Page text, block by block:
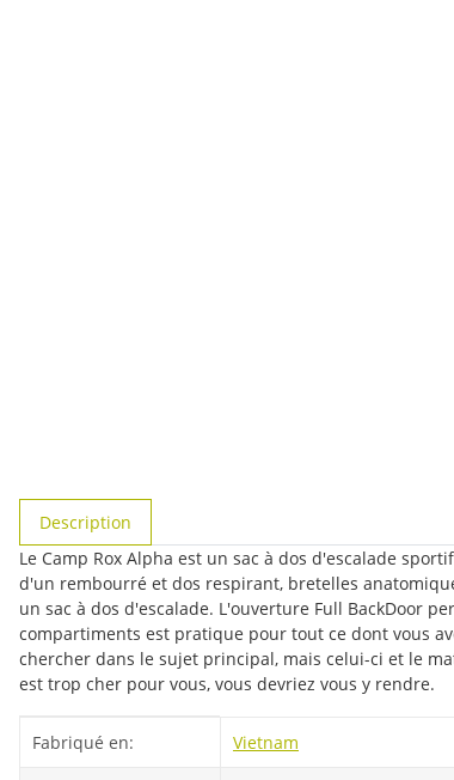
Description
Le Camp Rox Alpha est un sac à dos d'escalade
d'un rembourré et dos respirant, bretelles
un sac à dos d'escalade. L'ouverture Full BackDoor
compartiments est pratique pour tout ce dont vous
chercher dans le sujet principal, mais celui-ci et le
est trop cher pour vous, vous devriez vous y rendre.
Fabriqué en: Vietnam